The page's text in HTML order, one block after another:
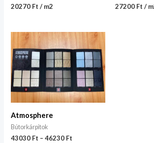
20270 Ft / m2 27200 Ft /
Atmosphere
Bútorkárpitok
43030 Ft –46230 Ft